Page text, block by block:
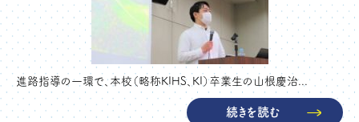
進路指導の一環で、本校（略称KIHS、KI）卒業生の山根慶治...
続きを読む